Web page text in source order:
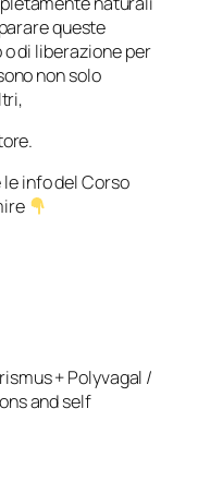
queste
di liberazione per
non solo
info del Corso
+ Polyvagal /
and self